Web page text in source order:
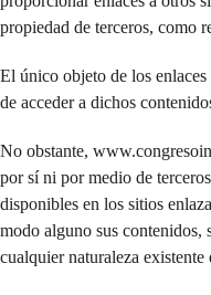
propiedad de terceros, como
El único objeto de los
de acceder a dichos
No obstante,
por sí ni por medio de
disponibles en los sitios
modo alguno sus contenidos,
cualquier naturaleza existente